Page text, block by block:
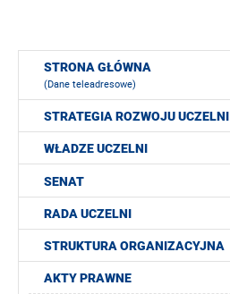
STRONA GŁÓWNA
(Dane teleadresowe)
STRATEGIA ROZWOJU UCZELNI
WŁADZE UCZELNI
SENAT
RADA UCZELNI
STRUKTURA ORGANIZACYJNA
AKTY PRAWNE